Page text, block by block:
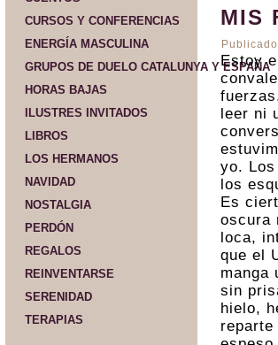
CURSOS Y CONFERENCIAS
ENERGÍA MASCULINA
GRUPOS DE DUELO CATALUNYA Y ESPAÑA
HORAS BAJAS
ILUSTRES INVITADOS
LIBROS
LOS HERMANOS
NAVIDAD
NOSTALGIA
PERDÓN
REGALOS
REINVENTARSE
SERENIDAD
TERAPIAS
MIS
Publicado
Estoy
leer ni
yo.
los
Es
oscura
loca,
que el
manga
sin
hielo,